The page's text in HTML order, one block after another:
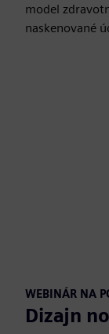
model
naskenované
WEBINÁR NA
Dizajn